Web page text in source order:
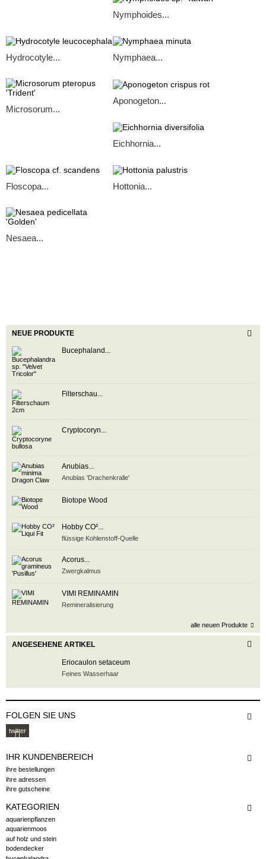
Nymphoides...
Hydrocotyle... Nymphaea...
Microsorum...
Aponogeton...
Eichhornia...
Floscopa... Hottonia...
Nesaea...
NEUE PRODUKTE
Bucephaland...
Filterschau...
Cryptocoryn...
Anubias...
Anubias 'Drachenkralle'
Biotope Wood
Hobby CO²...
flüssige Kohlenstoff-Quelle
Acorus...
Zwergkalmus
VIMI REMINAMIN
Remineralisierung
alle neuen Produkte
ANGESEHENE ARTIKEL
Eriocaulon setaceum
Feines Wasserhaar
FOLGEN SIE UNS
twitter
IHR KUNDENBEREICH
ihre bestellungen
ihre adressen
ihre gutscheine
KATEGORIEN
aquarienpflanzen
aquarienmoos
auf holz und stein
bodendecker